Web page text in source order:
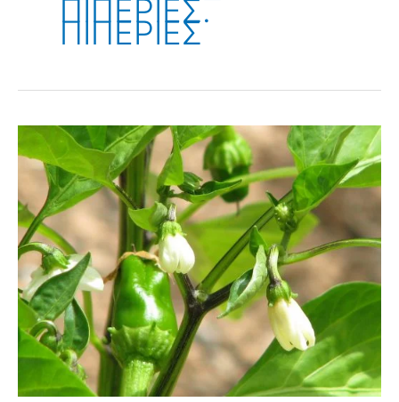
ΠΙΠΕΡΙΕΣ.
ΠΙΠΕΡΙΕΣ